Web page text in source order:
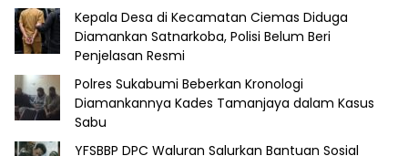
Kepala Desa di Kecamatan Ciemas Diduga
Diamankan Satnarkoba, Polisi Belum Beri
Penjelasan Resmi
Polres Sukabumi Beberkan Kronologi
Diamankannya Kades Tamanjaya dalam Kasus
Sabu
YFSBBP DPC Waluran Salurkan Bantuan Sosial